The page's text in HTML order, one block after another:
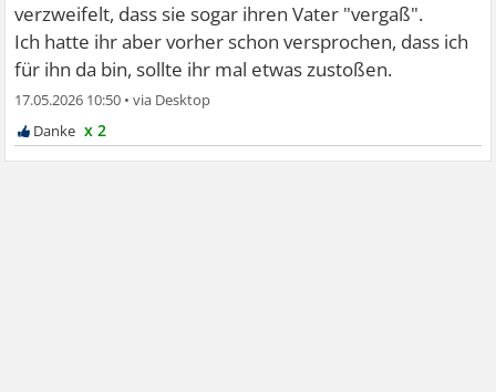
verzweifelt, dass sie sogar ihren Vater "vergaß".
Ich hatte ihr aber vorher schon versprochen, dass ich
für ihn da bin, sollte ihr mal etwas zustoßen.
17.05.2026 10:50 •
x 2